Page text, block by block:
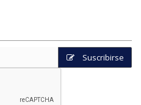
Suscribirse